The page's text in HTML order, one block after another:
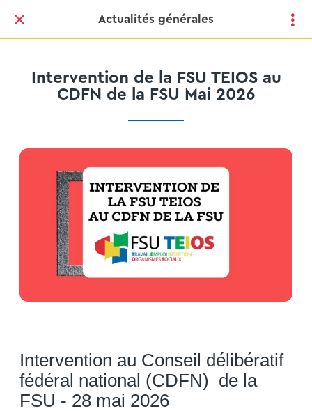
Actualités générales
Intervention de la FSU TEIOS au
CDFN de la FSU Mai 2026
Intervention au Conseil délibératif
fédéral national (CDFN) de la
FSU - 28 mai 2026